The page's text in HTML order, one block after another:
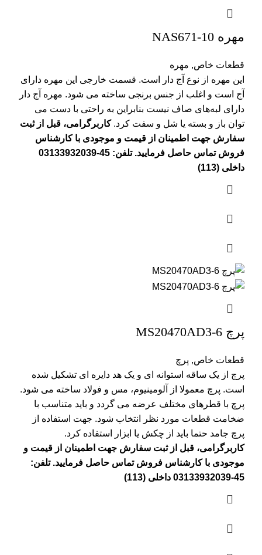
مهره NAS671-10
قطعات خاص, مهره
این مهره از نوع آج دار است. قسمت خارجی این مهره دارای
آج است و اغلب از جنس برنجی ساخته می شود. مهره آج دار
دارای لبه‌های صاف نیست بنابراین به راحتی با دست می
توان باز و بسته یا شل و سفت کرد.کاربرگرامی، قبل از ثبت
سفارش جهت اطمینان از قیمت و موجودی با کارشناس
فروش تماس حاصل فرمایید. تلفن: 45-03133932039
داخلی (113)
پرچ MS20470AD3-6
قطعات خاص, پرچ
پرچ از یک ساقه استوانه ای و یک هد دایره ای تشکیل شده
است. پرچ معمولا از آلومینیوم، مس و فولاد ساخته می شود.
پرچ با قطرهای مختلف عرضه می گردد و باید متناسب با
ضخامت قطعات مورد نظر انتخاب شود. جهت استفاده از
پرچ جامد حتما باید از چکش یا ابزار استفاده کرد.
کاربرگرامی، قبل از ثبت سفارش جهت اطمینان از قیمت و
موجودی با کارشناس فروش تماس حاصل فرمایید. تلفن:
45-03133932039 داخلی (113)